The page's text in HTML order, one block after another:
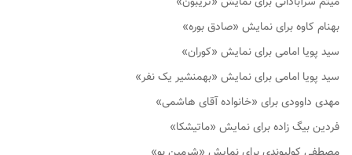
بهنام کاوه برای نمایش «صادق بوره»
سید پویا امامی برای نمایش «کوران»
سید پویا امامی برای نمایش «بهمنشیر یک نفر»
مهدی داوودی برای «خانواده آقای هاشمی»
فردین بیگ زاده برای نمایش «ماتیشکا»